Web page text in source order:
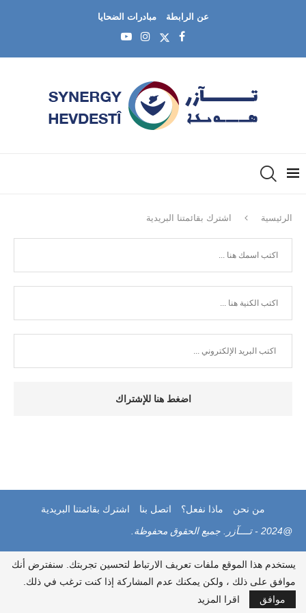
عن الرابطة مبادرات الضحايا
الرئيسية اشترك بقائمتنا البريدية
من نحن ماذا نفعل؟ اتصل بنا
اشترك بقائمتنا البريدية
@2024 - تــــآزر. جميع الحقوق محفوظة.
يستخدم هذا الموقع ملفات تعريف الارتباط لتحسين تجربتك. سنفترض أنك
موافق على ذلك ، ولكن يمكنك عدم المشاركة إذا كنت ترغب في ذلك.
موافق
اقرا المزيد